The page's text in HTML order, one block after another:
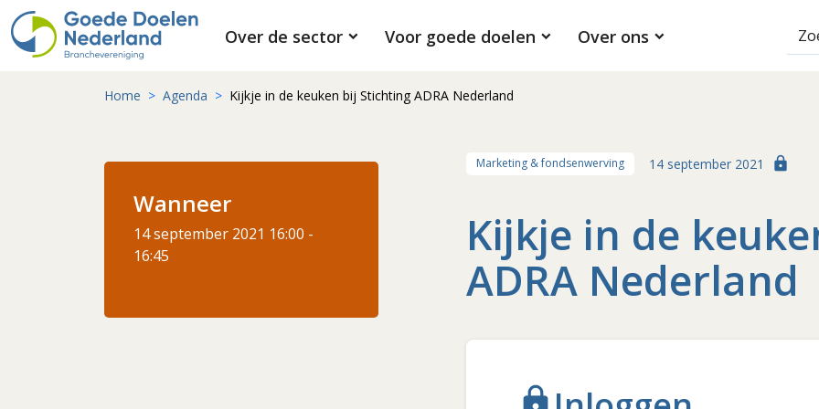
Over de sector Voor goede doelen Over ons
Home Agenda Kijkje in de keuken bij Stichting ADRA Nederland
Marketing & fondsenwerving 14 september 2021 lock
Kijkje in de
ADRA Nederland
lock
Wanneer
14 september 2021 16:00 -
16:45